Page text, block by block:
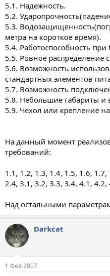
5.1. Надежность.
5.2.
5.3.
метра на короткое время).
5.4. Работоспособность при
5.5. Ровное распределение
5.6. Возможность
стандартных элементов
5.7. Возможность
5.8. Небольшие габариты и
5.9. Чехол или крепление
На данный момент
требований:
1.1, 1.2, 1.3, 1.4, 1.5, 1.6,
2.4, 3.1, 3.2, 3.3, 3.4, 4.1,
Над остальными
Darkcat
1 Фев 2007